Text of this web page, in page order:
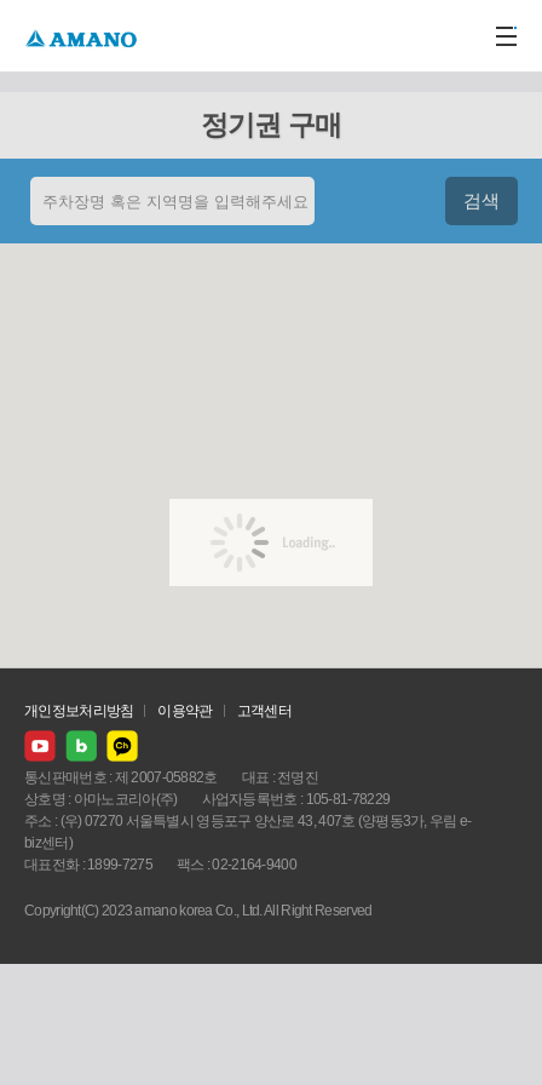
정기권 구매
개인정보처리방침 이용약관 고객센터
통신판매번호 : 제 2007-05882호
대표 : 전명진
상호명 : 아마노코리아(주)
사업자등록번호 : 105-81-78229
주소 : (우) 07270 서울특별시 영등포구 양산로 43, 407호 (양평동3가, 우림 e-
biz센터)
대표전화 : 1899-7275
팩스 : 02-2164-9400
Copyright(C) 2023 amano korea Co., Ltd. All Right Reserved